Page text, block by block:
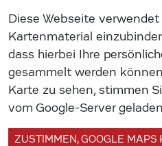
Diese Webseite
Kartenmaterial
dass hierbei Ihre
gesammelt werden
Karte zu sehen, stimmen
vom Google-Server
ZUSTIMMEN, GOOGLE